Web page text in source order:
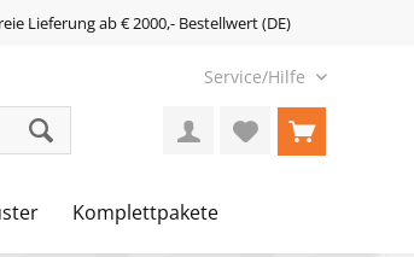
Lieferung ab € 2000,- Bestellwert (DE)
Service/Hilfe
Komplettpakete